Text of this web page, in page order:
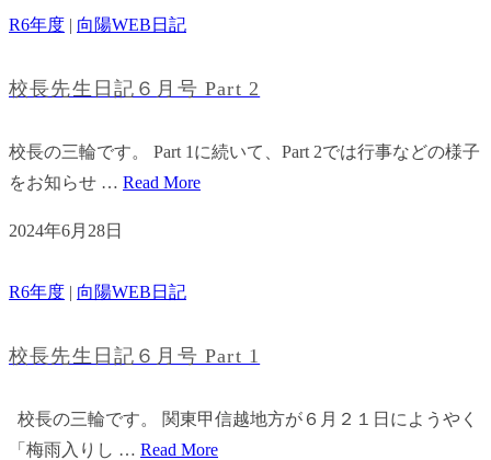
R6年度 | 向陽WEB日記
校長先生日記６月号 Part 2
校長の三輪です。 Part 1に続いて、Part 2では行事などの様子
をお知らせ … Read More
2024年6月28日
R6年度 | 向陽WEB日記
校長先生日記６月号 Part 1
校長の三輪です。 関東甲信越地方が６月２１日にようやく
「梅雨入りし … Read More